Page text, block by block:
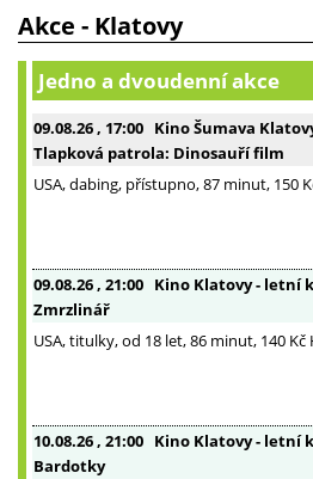
Akce - Klatovy
Jedno a dvoudenní akce
09.08.26 , 17:00 Kino Šumava
Tlapková patrola: Dinosauří film
USA, dabing, přístupno, 87 minut, 150
09.08.26 , 21:00 Kino Klatovy - letní
Zmrzlinář
USA, titulky, od 18 let, 86 minut, 140 Kč
10.08.26 , 21:00 Kino Klatovy - letní
Bardotky